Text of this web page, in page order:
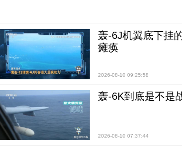
轰-6J机翼底下挂
瘫痪
2026-08-10 09:25:58
轰-6K到底是不是
2026-08-10 07:37:44